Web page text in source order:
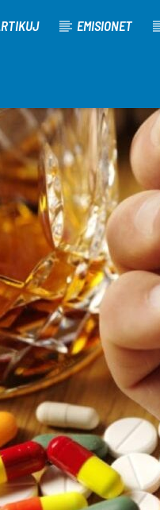
EMISIONET